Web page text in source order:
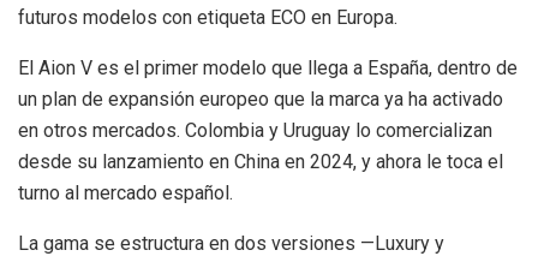
futuros modelos con etiqueta ECO en Europa.
El Aion V es el primer modelo que llega a España, dentro de
un plan de expansión europeo que la marca ya ha activado
en otros mercados. Colombia y Uruguay lo comercializan
desde su lanzamiento en China en 2024, y ahora le toca el
turno al mercado español.
La gama se estructura en dos versiones —Luxury y